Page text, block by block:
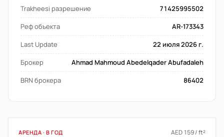
Trakheesi разрешение
71425995502
Реф объекта
AR-173343
Last Update
22 июля 2026 г.
Брокер
Ahmad Mahmoud Abedelqader Abufadaleh
BRN брокера
86402
АРЕНДА · В ГОД AED 159 / ft²